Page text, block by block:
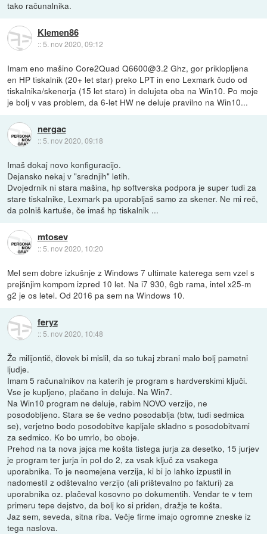
tako računalnika.
Klemen86
::5. nov 2020, 09:12
Imam eno mašino Core2Quad Q6600@3.2 Ghz, gor priklopljena
en HP tiskalnik (20+ let star) preko LPT in eno Lexmark čudo od
tiskalnika/skenerja (15 let staro) in delujeta oba na Win10. Po moje
je bolj v vas problem, da 6-let HW ne deluje pravilno na Win10...
nergac
:: 5. nov 2020, 09:18
Imaš dokaj novo konfiguracijo.
Dejansko nekaj v "srednjih" letih.
Dvojedrnik ni stara mašina, hp softverska podpora je super tudi za
stare tiskalnike, Lexmark pa uporabljaš samo za skener. Ne mi reč,
da polniš kartuše, če imaš hp tiskalnik ...
mtosev
::5. nov 2020, 10:20
Mel sem dobre izkušnje z Windows 7 ultimate katerega sem vzel s
prejšnjim kompom izpred 10 let. Na i7 930, 6gb rama, intel x25-m
g2 je os letel. Od 2016 pa sem na Windows 10.
feryz
:: 5. nov 2020, 10:48
Že milijontič, človek bi mislil, da so tukaj zbrani malo bolj pametni
ljudje.
Imam 5 računalnikov na katerih je program s hardverskimi ključi.
Vse je kupljeno, plačano in deluje. Na Win7.
Na Win10 program ne deluje, rabim NOVO verzijo, ne
posodobljeno. Stara se še vedno posodablja (btw, tudi sedmica
se), verjetno bodo posodobitve kapljale skladno s posodobitvami
za sedmico. Ko bo umrlo, bo oboje.
Prehod na ta nova jajca me košta tistega jurja za desetko, 15 jurjev
je program ter jurja in pol do 2, za vsak ključ za vsakega
uporabnika. To je neomejena verzija, ki bi jo lahko izpustil in
nadomestil z odštevalno verzijo (ali prištevalno po fakturi) za
uporabnika oz. plačeval kosovno po dokumentih. Vendar te v tem
primeru tepe dejstvo, da bolj ko si priden, dražje te košta.
Jaz sem, seveda, sitna riba. Večje firme imajo ogromne zneske iz
tega naslova.